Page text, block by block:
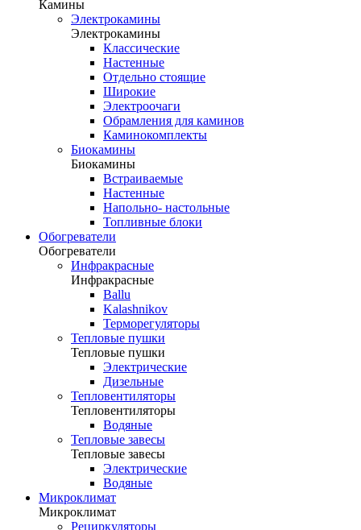
Камины
Электрокамины
Электрокамины
Классические
Настенные
Отдельно стоящие
Широкие
Электроочаги
Обрамления для каминов
Каминокомплекты
Биокамины
Биокамины
Встраиваемые
Настенные
Напольно- настольные
Топливные блоки
Обогреватели
Обогреватели
Инфракрасные
Инфракрасные
Ballu
Kalashnikov
Терморегуляторы
Тепловые пушки
Тепловые пушки
Электрические
Дизельные
Тепловентиляторы
Тепловентиляторы
Водяные
Тепловые завесы
Тепловые завесы
Электрические
Водяные
Микроклимат
Микроклимат
Рециркуляторы